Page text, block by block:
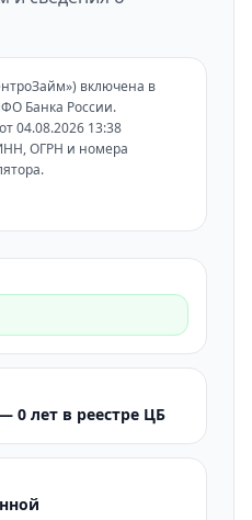
включена в
Банка России.
04.08.2026 13:38
ОГРН и номера
0 лет в реестре ЦБ